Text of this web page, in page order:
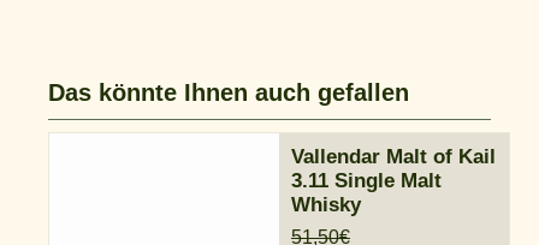
Das könnte Ihnen auch gefallen
Vallendar Malt of Kail
3.11 Single Malt
Whisky
51,50€